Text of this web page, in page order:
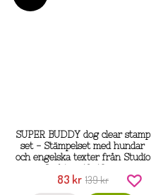
SUPER BUDDY dog clear stamp
set - Stämpelset med hundar
och engelska texter från Studio
83 kr 139 kr